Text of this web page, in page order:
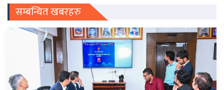
सम्बन्धित खबरहरु